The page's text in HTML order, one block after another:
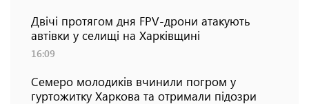
Двічі протягом дня FPV-дрони атакують
автівки у селищі на Харківщині
16:09
Семеро молодиків вчинили погром у
гуртожитку Харкова та отримали підозри